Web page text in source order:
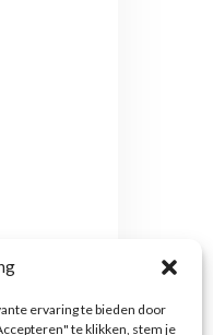
ervaring te bieden door
te klikken, stem je